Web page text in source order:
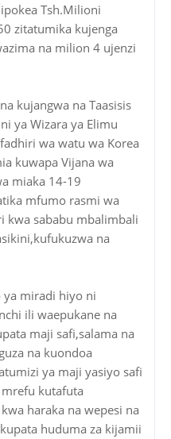
Tsh.Milioni
zitatumika kujenga
na milion 4 ujenzi
kujangwa na Taasisis
ya Wizara ya Elimu
wa watu wa Korea
kuwapa Vijana wa
miaka 14-19
mfumo rasmi wa
kwa sababu mbalimbali
na
ya miradi hiyo ni
ili waepukane na
maji safi,salama na
na kuondoa
ya maji yasiyo safi
kutafuta
haraka na wepesi na
huduma za kijamii